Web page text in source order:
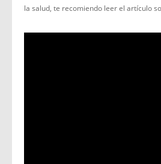
la salud, te recomiendo leer el artículo